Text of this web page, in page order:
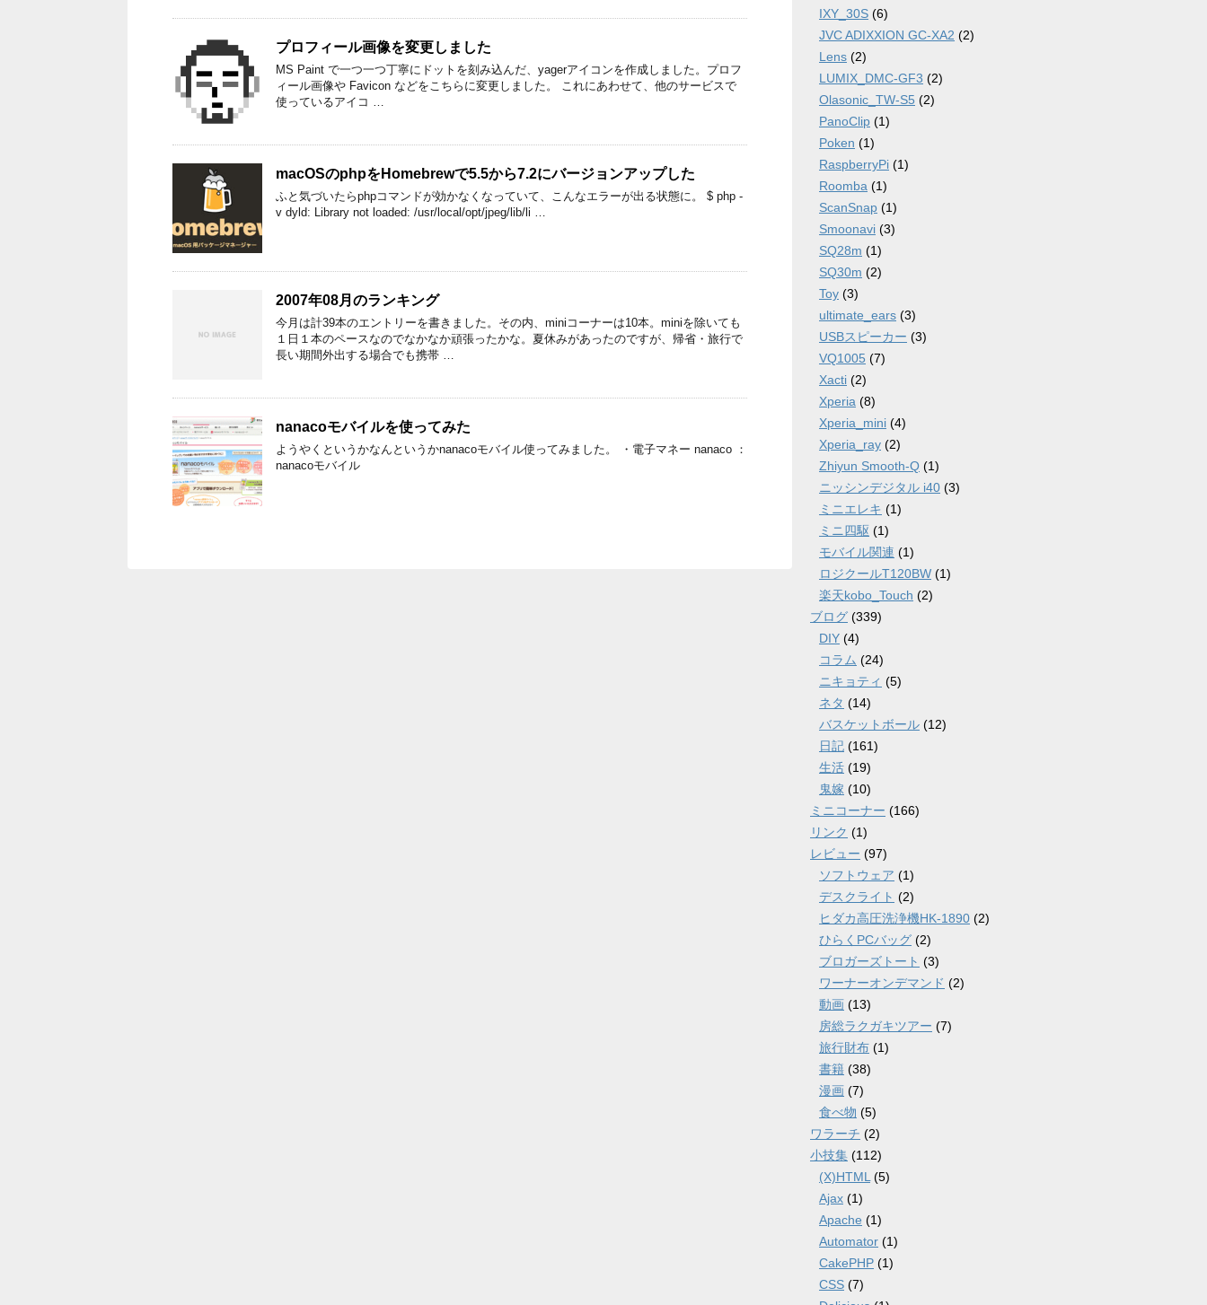
プロフィール画像を変更しました
MS Paint で一つ一つ丁寧にドットを刻み込んだ、yagerアイコンを作成しました。プロフ
ィール画像や Favicon などをこちらに変更しました。 これにあわせて、他のサービスで
使っているアイコ …
macOSのphpをHomebrewで5.5から7.2にバージョンアップした
ふと気づいたらphpコマンドが効かなくなっていて、こんなエラーが出る状態に。 $ php -
v dyld: Library not loaded: /usr/local/opt/jpeg/lib/li …
2007年08月のランキング
今月は計39本のエントリーを書きました。その内、miniコーナーは10本。miniを除いても
１日１本のペースなのでなかなか頑張ったかな。夏休みがあったのですが、帰省・旅行で
長い期間外出する場合でも携帯 …
nanacoモバイルを使ってみた
ようやくというかなんというかnanacoモバイル使ってみました。 ・電子マネー nanaco ：
nanacoモバイル
IXY_30S (6)
JVC ADIXXION GC-XA2 (2)
Lens (2)
LUMIX_DMC-GF3 (2)
Olasonic_TW-S5 (2)
PanoClip (1)
Poken (1)
RaspberryPi (1)
Roomba (1)
ScanSnap (1)
Smoonavi (3)
SQ28m (1)
SQ30m (2)
Toy (3)
ultimate_ears (3)
USBスピーカー (3)
VQ1005 (7)
Xacti (2)
Xperia (8)
Xperia_mini (4)
Xperia_ray (2)
Zhiyun Smooth-Q (1)
ニッシンデジタル i40 (3)
ミニエレキ (1)
ミニ四駆 (1)
モバイル関連 (1)
ロジクールT120BW (1)
楽天kobo_Touch (2)
ブログ (339)
DIY (4)
コラム (24)
ニキョティ (5)
ネタ (14)
バスケットボール (12)
日記 (161)
生活 (19)
鬼嫁 (10)
ミニコーナー (166)
リンク (1)
レビュー (97)
ソフトウェア (1)
デスクライト (2)
ヒダカ高圧洗浄機HK-1890 (2)
ひらくPCバッグ (2)
ブロガーズトート (3)
ワーナーオンデマンド (2)
動画 (13)
房総ラクガキツアー (7)
旅行財布 (1)
書籍 (38)
漫画 (7)
食べ物 (5)
ワラーチ (2)
小技集 (112)
(X)HTML (5)
Ajax (1)
Apache (1)
Automator (1)
CakePHP (1)
CSS (7)